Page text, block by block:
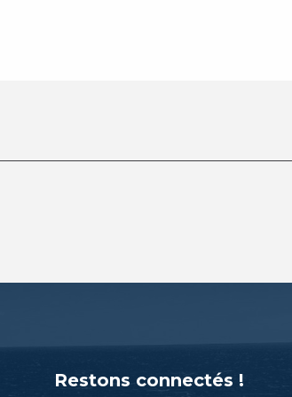
Restons connectés !